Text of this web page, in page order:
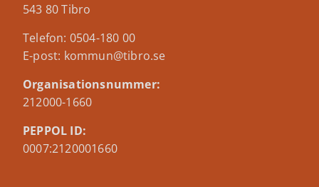
543 80 Tibro
Telefon: 0504-180 00
E-post: kommun@tibro.se
Organisationsnummer:
212000-1660
PEPPOL ID:
0007:2120001660